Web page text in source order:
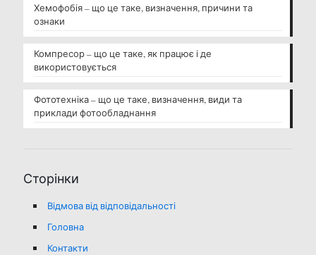
Хемофобія – що це таке, визначення, причини та
ознаки
Компресор – що це таке, як працює і де
використовується
Фототехніка – що це таке, визначення, види та
приклади фотообладнання
Сторінки
Відмова від відповідальності
Головна
Контакти